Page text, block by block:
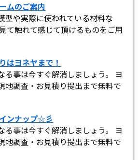
ムのご案内
型や実際に使われている材料な
て触れて感じて頂けるものをご用
はヨネヤまで！
る事は今すぐ解消しましょう。 ヨ
地調査・お見積り提出まで無料で
ンナップ☆彡
る事は今すぐ解消しましょう。 ヨ
地調査・お見積り提出まで無料で